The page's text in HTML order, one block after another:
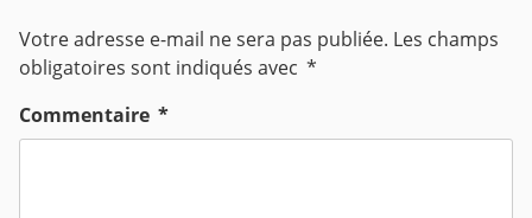
Votre adresse e-mail ne sera pas publiée. Les champs
obligatoires sont indiqués avec *
Commentaire *